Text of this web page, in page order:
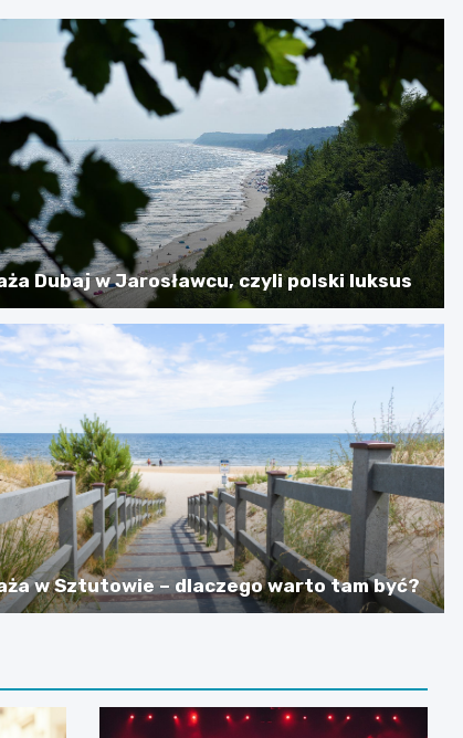
Dubaj w Jarosławcu, czyli polski luksus
w Sztutowie – dlaczego warto tam być?